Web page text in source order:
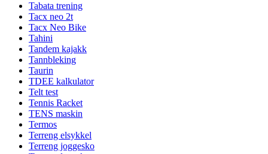
Tabata trening
Tacx neo 2t
Tacx Neo Bike
Tahini
Tandem kajakk
Tannbleking
Taurin
TDEE kalkulator
Telt test
Tennis Racket
TENS maskin
Termos
Terreng elsykkel
Terreng joggesko